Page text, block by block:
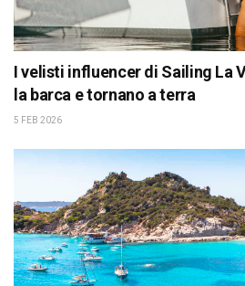
I velisti influencer di Sailing La
la barca e tornano a terra
5 FEB 2026